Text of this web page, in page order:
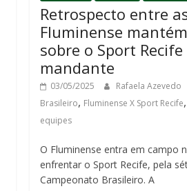
Retrospecto entre
Fluminense
sobre o Sport
mandante
03/05/2025 Rafaela Azevedo
Brasileiro, Fluminense X Sport Recife,
equipes
O Fluminense entra em campo
enfrentar o Sport Recife, pela
Campeonato Brasileiro. A